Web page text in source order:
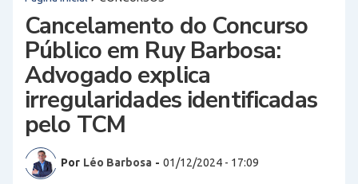
Cancelamento do Concurso
Público em Ruy Barbosa:
Advogado explica
irregularidades identificadas
pelo TCM
Por Léo Barbosa - 01/12/2024 - 17:09